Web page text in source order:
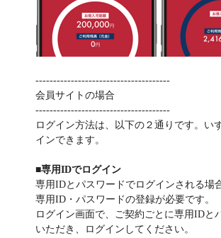
--------------------------------------
会員サイトの場合
--------------------------------------
ログイン方法は、以下の２通りです。い
インできます。
■専用IDでログイン
専用IDとパスワードでログインされる場
専用ID・パスワードの登録が必要です。
ログイン画面で、ご契約ごとに専用IDと
いただき、ログインしてください。